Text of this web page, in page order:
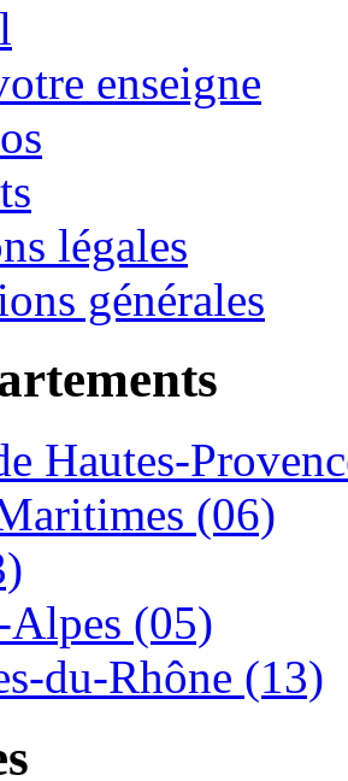
enseigne
légales
générales
Hautes-
(06)
Alpes (05)
du-Rhône (13)